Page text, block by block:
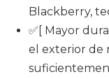
Blackberry,
✅[ Mayor
el exterior de